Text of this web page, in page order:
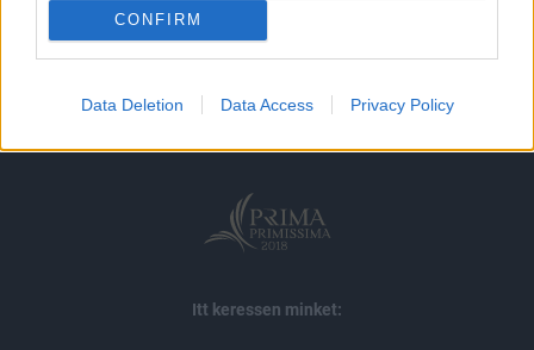
CONFIRM
Data Deletion Data Access Privacy Policy
impresszum
jogi nyilatkozat
süti beállítások
adatvédelem
szerzői jogok médiaajánlat
karrier
Itt keressen minket: